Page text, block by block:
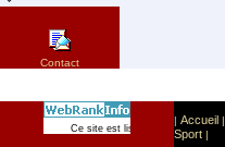
Contact
Ce site est list� dans la cat�gorie
| Accueil |
Sport |